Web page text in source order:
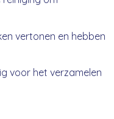
vertonen en hebben
voor het verzamelen